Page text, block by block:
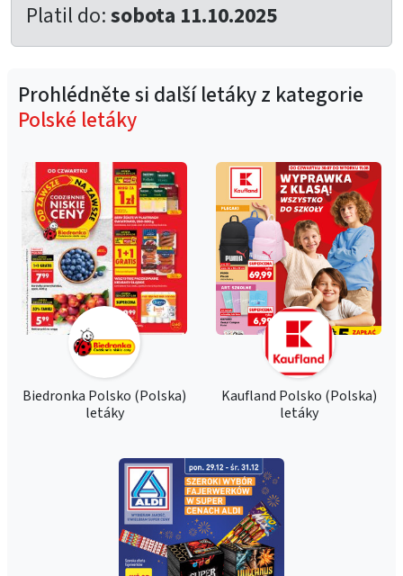
Platil do:sobota 11.10.2025
Prohlédněte si další letáky z kategorie
Polské letáky
Biedronka Polsko (Polska)
letáky
Kaufland Polsko (Polska)
letáky